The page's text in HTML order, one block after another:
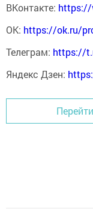
ВКонтакте: https://
ОК: https://ok.ru/
Телеграм: https://
Яндекс Дзен: